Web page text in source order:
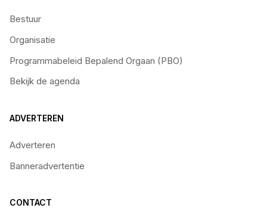
Bestuur
Organisatie
Programmabeleid Bepalend Orgaan (PBO)
Bekijk de agenda
ADVERTEREN
Adverteren
Banneradvertentie
CONTACT